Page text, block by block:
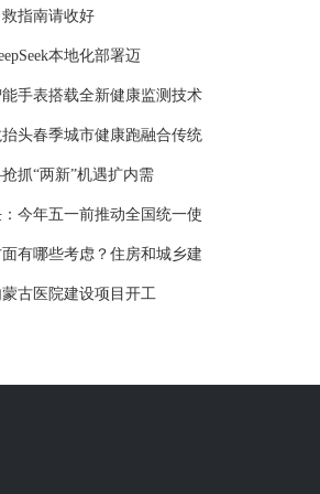
指南请收好
本地化部署迈
手表搭载全新健康监测技术
头春季城市健康跑融合传统
抓“两新”机遇扩内需
今年五一前推动全国统一使
有哪些考虑？住房和城乡建
古医院建设项目开工